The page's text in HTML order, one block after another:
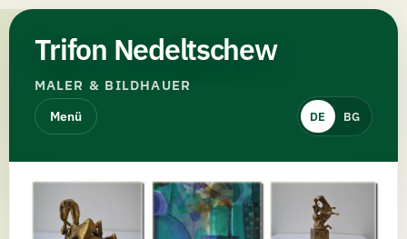
Trifon Nedeltschew
MALER & BILDHAUER
Menü DE BG